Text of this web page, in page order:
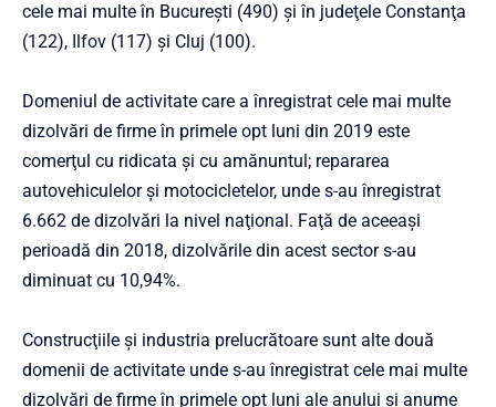
cele mai multe în Bucureşti (490) şi în judeţele Constanţa
(122), Ilfov (117) şi Cluj (100).
Domeniul de activitate care a înregistrat cele mai multe
dizolvări de firme în primele opt luni din 2019 este
comerţul cu ridicata şi cu amănuntul; repararea
autovehiculelor şi motocicletelor, unde s-au înregistrat
6.662 de dizolvări la nivel naţional. Faţă de aceeaşi
perioadă din 2018, dizolvările din acest sector s-au
diminuat cu 10,94%.
Construcţiile şi industria prelucrătoare sunt alte două
domenii de activitate unde s-au înregistrat cele mai multe
dizolvări de firme în primele opt luni ale anului şi anume